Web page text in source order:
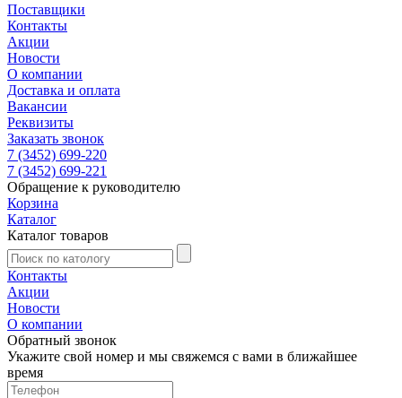
Поставщики
Контакты
Акции
Новости
О компании
Доставка и оплата
Вакансии
Реквизиты
Заказать звонок
7 (3452) 699-220
7 (3452) 699-221
Обращение к руководителю
Корзина
Каталог
Каталог товаров
Контакты
Акции
Новости
О компании
Обратный звонок
Укажите свой номер и мы свяжемся с вами в ближайшее
время